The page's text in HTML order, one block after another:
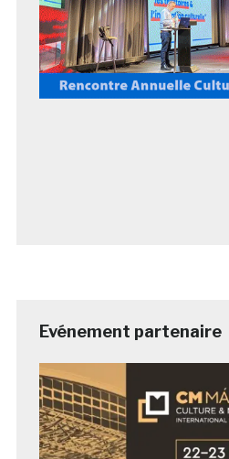
Evénement partenaire